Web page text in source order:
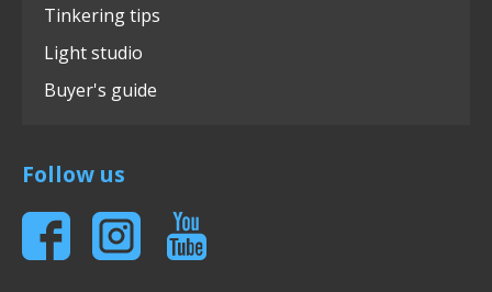
Tinkering tips
Light studio
Buyer's guide
Follow us